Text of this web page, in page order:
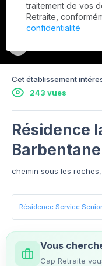
Cet établissement
243 vues
Résidence
Barbentane
chemin sous les
Résidence Service Senior
Vous
Cap Retraite
traitement de vos
Retraite,
confidentialité